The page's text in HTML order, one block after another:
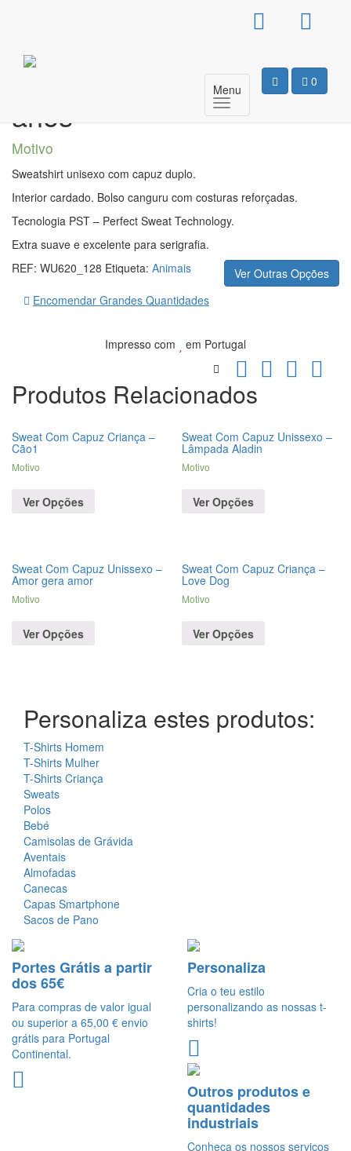
0
Menu
Sweat Com Capuz
Unissexo – Não tenho 50
anos
Motivo
Sweatshirt unisexo com capuz duplo.
Interior cardado. Bolso canguru com costuras reforçadas.
Tecnologia PST – Perfect Sweat Technology.
Extra suave e excelente para serigrafia.
Ver Outras Opções
REF: WU620_128 Etiqueta: Animais
Encomendar Grandes Quantidades
Impresso com em Portugal
Produtos Relacionados
Sweat Com Capuz Criança –
Cão1
Motivo
Ver Opções
Sweat Com Capuz Unissexo –
Lâmpada Aladin
Motivo
Ver Opções
Sweat Com Capuz Unissexo –
Amor gera amor
Motivo
Ver Opções
Sweat Com Capuz Criança –
Love Dog
Motivo
Ver Opções
Personaliza estes produtos:
T-Shirts Homem
T-Shirts Mulher
T-Shirts Criança
Sweats
Polos
Bebé
Camisolas de Grávida
Aventais
Almofadas
Canecas
Capas Smartphone
Sacos de Pano
Portes Grátis a partir
dos 65€
Para compras de valor igual
ou superior a 65,00 € envio
grátis para Portugal
Continental.
Personaliza
Cria o teu estilo
personalizando as nossas t-
shirts!
Outros produtos e
quantidades
industriais
Conheça os nossos serviços